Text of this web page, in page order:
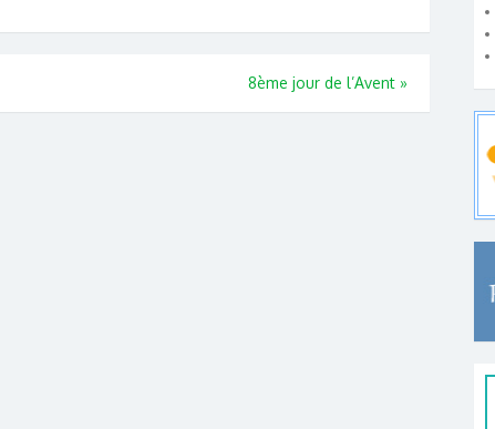
8ème jour de l’Avent »